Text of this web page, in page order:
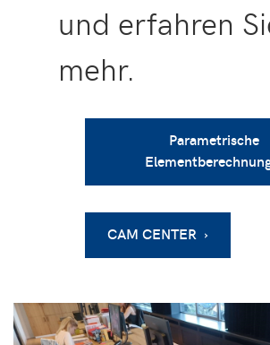
und erfahren
mehr.
Parametrische
CAM CENTER ›